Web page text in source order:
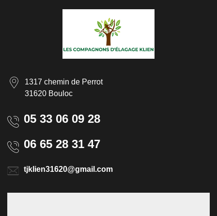
1317 chemin de Perrot
31620 Bouloc
05 33 06 09 28
06 65 28 31 47
tjklien31620@gmail.com